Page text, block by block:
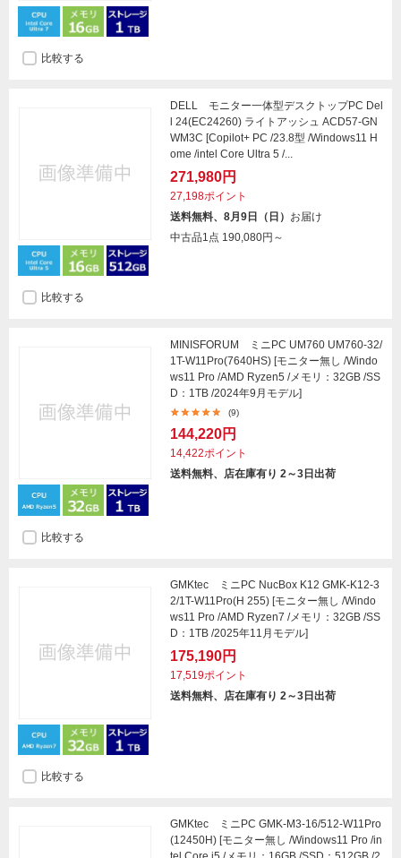
比較する
DELL モニター一体型デスクトップPC Del
l 24(EC24260) ライトアッシュ ACD57-GN
WM3C [Copilot+ PC /23.8型 /Windows11 H
ome /intel Core Ultra 5 /...
271,980円
27,198ポイント
送料無料、8月9日（日） お届け
中古品1点 190,080円～
比較する
MINISFORUM ミニPC UM760 UM760-32/
1T-W11Pro(7640HS) [モニター無し /Windo
ws11 Pro /AMD Ryzen5 /メモリ：32GB /SS
D：1TB /2024年9月モデル]
(9)
144,220円
14,422ポイント
送料無料、店在庫有り 2～3日出荷
比較する
GMKtec ミニPC NucBox K12 GMK-K12-3
2/1T-W11Pro(H 255) [モニター無し /Windo
ws11 Pro /AMD Ryzen7 /メモリ：32GB /SS
D：1TB /2025年11月モデル]
175,190円
17,519ポイント
送料無料、店在庫有り 2～3日出荷
比較する
GMKtec ミニPC GMK-M3-16/512-W11Pro
(12450H) [モニター無し /Windows11 Pro /in